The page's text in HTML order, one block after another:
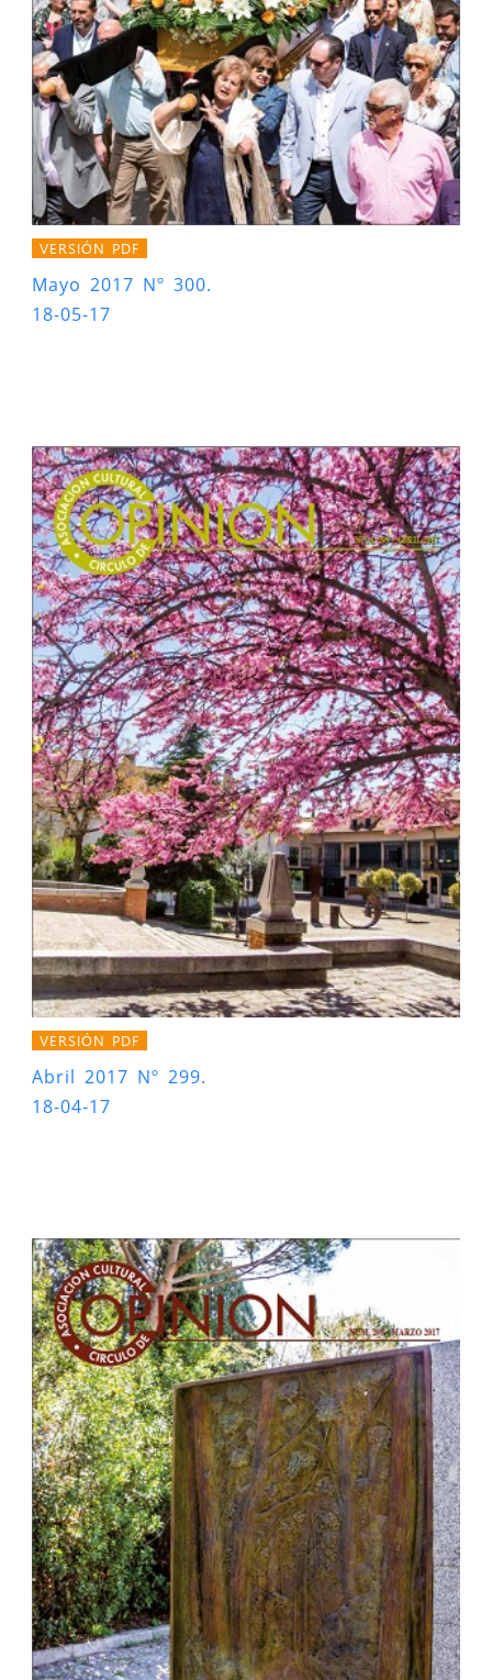
VERSIÓN PDF
Mayo 2017 Nº 300.
18-05-17
VERSIÓN PDF
Abril 2017 Nº 299.
18-04-17